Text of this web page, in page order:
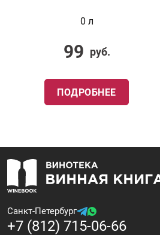
0 л
99 руб.
ПОДРОБНЕЕ
Санкт-Петербург
+7 (812) 715-06-66